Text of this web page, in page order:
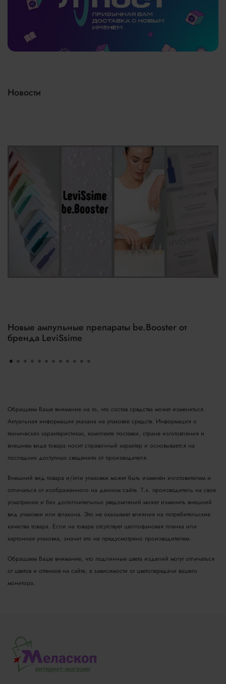
Подробнее
Новости
Новые ампульные препараты be.Booster от
бренда LeviSsime
Обращаем Ваше внимание на то, что состав средства может измениться.
Актуальная информация указана на упаковке средств. Информация о
технических характеристиках, комплекте поставки, стране изготовления и
внешнем виде товара носит справочный характер и основывается на
последних доступных сведениях от производителя.
Внешний вид товара и/или упаковки может быть изменён изготовителем и
отличаться от изображенного на данном сайте. Т.к. производитель на свое
усмотрение и без дополнительных уведомлений может изменить внешний
вид упаковки или флакона. Это не оказывает влияния на потребительские
качества товара. Если на товаре отсутствует целлофановая пленка или
картонная упаковка, значит это не предусмотрено производителем.
Обращаем Ваше внимание, что подлинные цвета изделий могут отличаться
от цветов и оттенков на сайте, в зависимости от цветопередачи вашего
монитора.